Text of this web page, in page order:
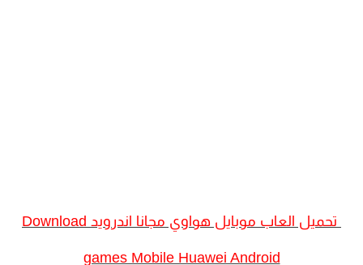
تحميل العاب موبايل هواوي مجانا اندرويد Download
games Mobile Huawei Android